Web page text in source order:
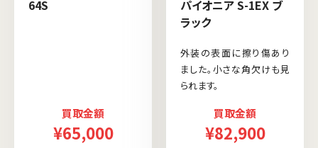
64S
買取金額
¥65,000
パイオニア S-1EX ブ
ラック
外装の表面に擦り傷あり
ました。小さな角欠けも見
られます。
買取金額
¥82,900